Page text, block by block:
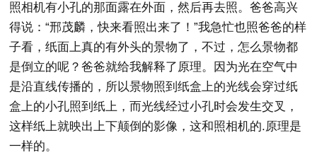
照相机有小孔的那面露在外面，然后再去照。爸爸高兴
得说：“邢茂麟，快来看照出来了！”我急忙也照爸爸的样
子看，纸面上真的有外头的景物了，不过，怎么景物都
是倒立的呢？爸爸就给我解释了原理。因为光在空气中
是沿直线传播的，所以景物照到纸盒上的光线会穿过纸
盒上的小孔照到纸上，而光线经过小孔时会发生交叉，
这样纸上就映出上下颠倒的影像，这和照相机的.原理是
一样的。